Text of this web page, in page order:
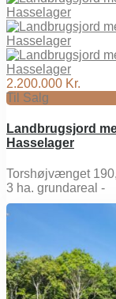
2.200.000 Kr.
Til Salg
Landbrugsjord
Hasselager
Torshøjvænget
3 ha. grundareal -